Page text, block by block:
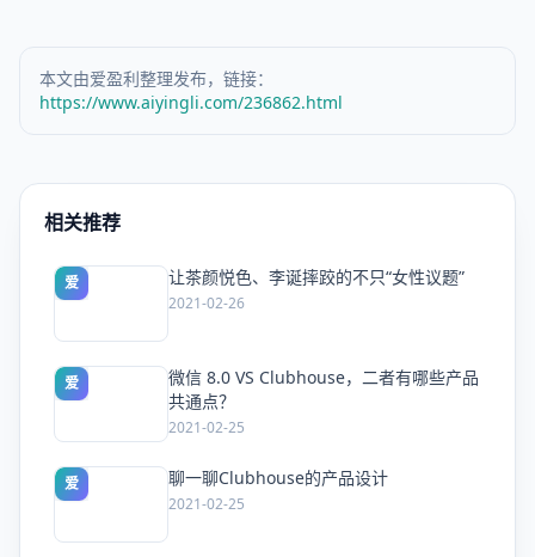
本文由爱盈利整理发布，链接：
https://www.aiyingli.com/236862.html
相关推荐
爱 让茶颜悦色、李诞摔跤的不只“女性议题”
2021-02-26
爱
微信 8.0 VS Clubhouse，二者有哪些产品
共通点？
2021-02-25
爱 聊一聊Clubhouse的产品设计
2021-02-25